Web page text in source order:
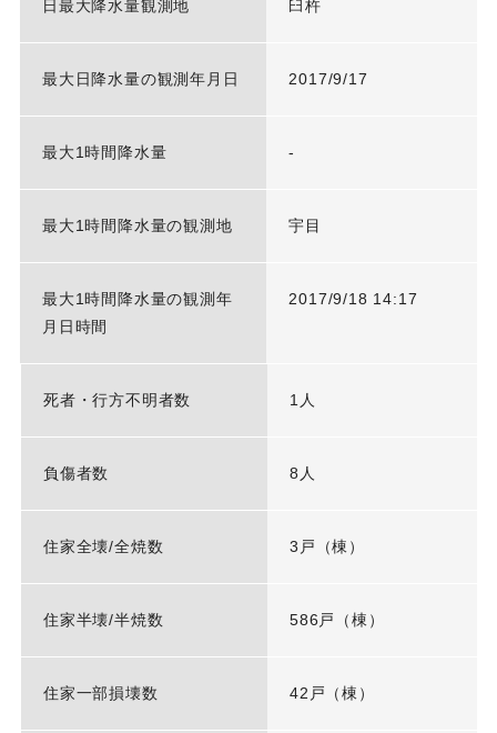
日最大降水量観測地 臼杵
最大日降水量の観測年月日 2017/9/17
最大1時間降水量 -
最大1時間降水量の観測地 宇目
最大1時間降水量の観測年
月日時間
2017/9/18 14:17
死者・行方不明者数 1人
負傷者数 8人
住家全壊/全焼数 3戸（棟）
住家半壊/半焼数 586戸（棟）
住家一部損壊数 42戸（棟）